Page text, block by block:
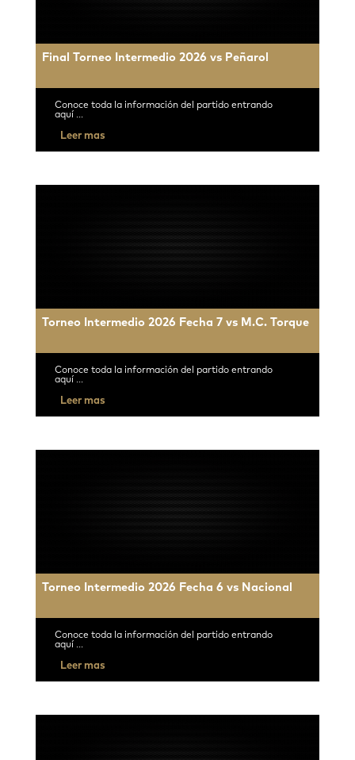
Final Torneo Intermedio 2026 vs Peñarol
Conoce toda la información del partido entrando
aquí ...
Leer mas
Torneo Intermedio 2026 Fecha 7 vs M.C. Torque
Conoce toda la información del partido entrando
aquí ...
Leer mas
Torneo Intermedio 2026 Fecha 6 vs Nacional
Conoce toda la información del partido entrando
aquí ...
Leer mas